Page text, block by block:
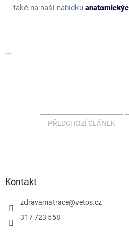
také na naši nabídku
```
PŘEDCHOZÍ ČLÁNEK
pKontakt
zdravamatrace@vetos.cz
317 723 558